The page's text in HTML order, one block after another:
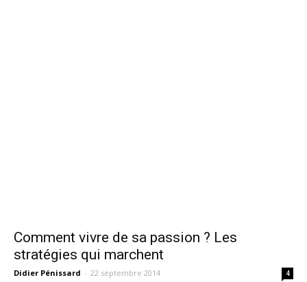
Comment vivre de sa passion ? Les
stratégies qui marchent
Didier Pénissard - 22 septembre 2014 4